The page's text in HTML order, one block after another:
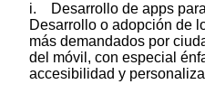
i. Desarrollo de apps
Desarrollo o adopción de
más demandados por
del móvil, con especial
accesibilidad y